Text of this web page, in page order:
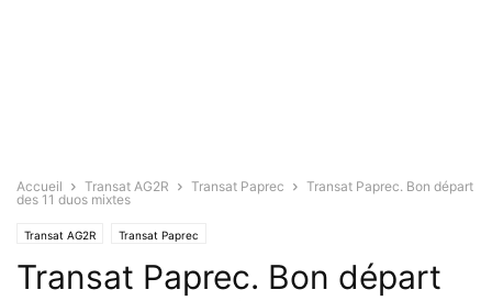
Accueil Transat AG2R Transat Paprec
Transat Paprec. Bon départ
des 11 duos mixtes
Transat AG2R Transat Paprec
Transat Paprec. Bon départ